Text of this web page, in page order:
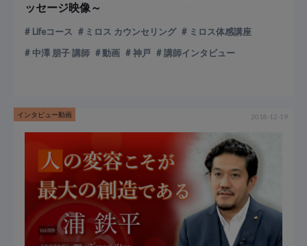
ッセージ映像～
Lifeコース ミロス カウンセリング
ミロス体感講座
中澤 朋子 講師
動画 神戸 講師インタビュー
インタビュー動画 2018-12-19